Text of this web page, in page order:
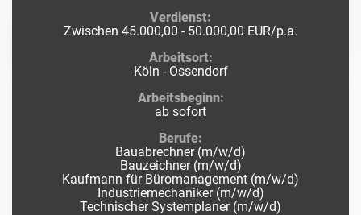
Verdienst:
Zwischen 45.000,00 - 50.000,00 EUR/p.a.
Arbeitsort:
Köln - Ossendorf
Arbeitsbeginn:
ab sofort
Berufe:
Bauabrechner (m/w/d)
Bauzeichner (m/w/d)
Kaufmann für Büromanagement (m/w/d)
Industriemechaniker (m/w/d)
Technischer Systemplaner (m/w/d)